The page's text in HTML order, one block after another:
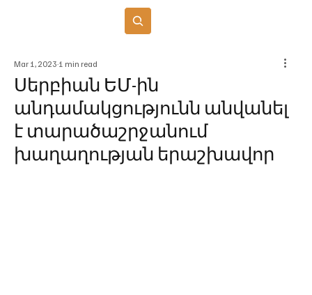
Սերբիան ԵՄ-ին
անդամակցությունն անվանել
է տարածաշրջանում
խաղաղության երաշխավոր
Mar 1, 2023 1 min read